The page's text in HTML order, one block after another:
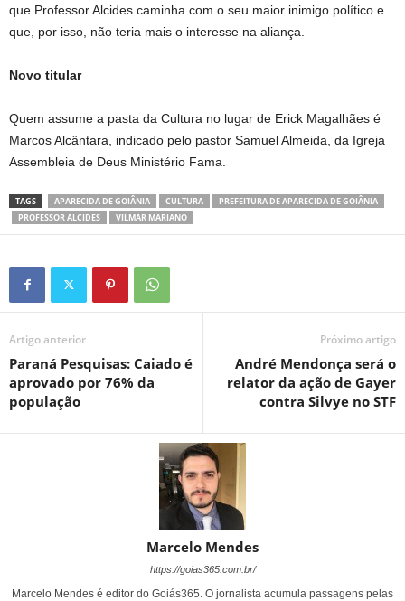
que Professor Alcides caminha com o seu maior inimigo político e
que, por isso, não teria mais o interesse na aliança.
Novo titular
Quem assume a pasta da Cultura no lugar de Erick Magalhães é
Marcos Alcântara, indicado pelo pastor Samuel Almeida, da Igreja
Assembleia de Deus Ministério Fama.
TAGS APARECIDA DE GOIÂNIA CULTURA
PREFEITURA DE APARECIDA DE GOIÂNIA
PROFESSOR ALCIDES
VILMAR MARIANO
Artigo anterior
Paraná Pesquisas: Caiado é
aprovado por 76% da
população
Próximo artigo
André Mendonça será o
relator da ação de Gayer
contra Silvye no STF
Marcelo Mendes
https://goias365.com.br/
Marcelo Mendes é editor do Goiás365. O jornalista acumula passagens pelas